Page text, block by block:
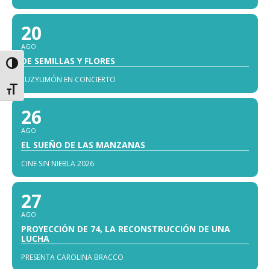
Alternar alto contraste
Alternar tamaño de letra
20
AGO
DE SEMILLAS Y FLORES
LUZYLIMÓN EN CONCIERTO
26
AGO
EL SUEÑO DE LAS MANZANAS
CINE SIN NIEBLA 2026
27
AGO
PROYECCIÓN DE 74, LA RECONSTRUCCIÓN DE UNA
LUCHA
PRESENTA CAROLINA BRACCO